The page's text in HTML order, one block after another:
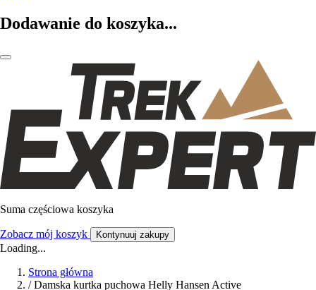
Dodawanie do koszyka...
Suma częściowa koszyka
Zobacz mój koszyk Kontynuuj zakupy
Loading...
Strona główna
/ Damska kurtka puchowa Helly Hansen Active